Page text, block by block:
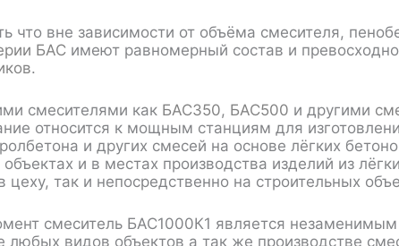
что вне зависимости от объёма смесителя,
БАС имеют равномерный состав и
.
смесителями как БАС350, БАС500 и другими
относится к мощным станциям для
и других смесей на основе лёгких
объектах и в местах производства изделий из
цеху, так и непосредственно на строительных
смеситель БАС1000К1 является
любых видов объектов а так же производстве